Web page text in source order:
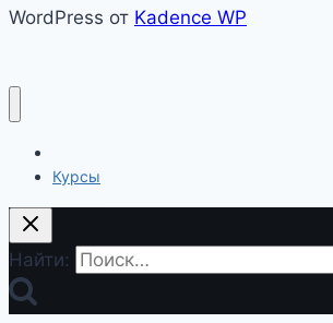
WordPress от Kadence WP
Курсы
Найти: